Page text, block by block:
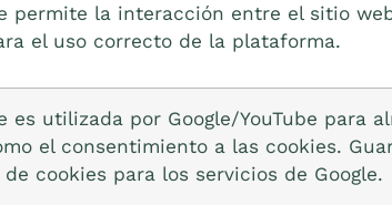
permite la interacción entre el sitio
el uso correcto de la plataforma.
es utilizada por Google/YouTube para
el consentimiento a las cookies.
cookies para los servicios de Google.